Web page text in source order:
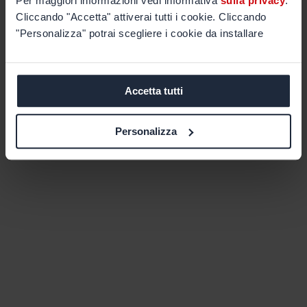
Cliccando "Accetta" attiverai tutti i cookie. Cliccando
"Personalizza" potrai scegliere i cookie da installare
Accetta tutti
Personalizza